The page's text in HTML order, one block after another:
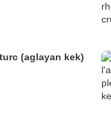
(aglayan kek)